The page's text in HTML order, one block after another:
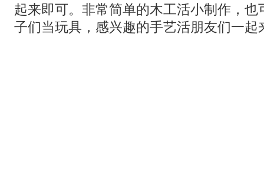
起来即可。非常简单的木工活小制作，也
子们当玩具，感兴趣的手艺活朋友们一起